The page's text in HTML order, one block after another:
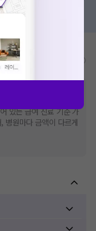
보러가기
비급여/급여 진료란?
상이할 수 있으니, 정확
있는 급여 진료 기준 가
병원마다 금액이 다르게